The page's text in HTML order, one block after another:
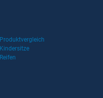
Produktvergleich
Kindersitze
Reifen